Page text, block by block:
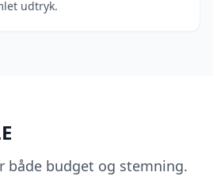
udtryk.
både budget og stemning.